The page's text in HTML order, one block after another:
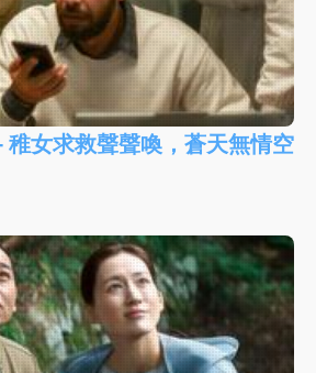
稚女求救聲聲喚，蒼天無情空